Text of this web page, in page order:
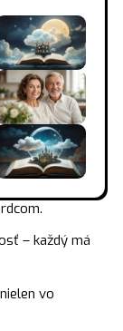
– každý má
vo